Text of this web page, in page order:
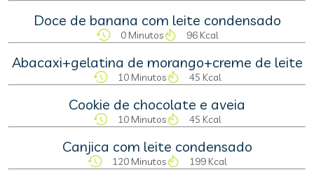
Doce de banana com leite condensado
0 Minutos 96 Kcal
Abacaxi+gelatina de morango+creme de leite
10 Minutos 45 Kcal
Cookie de chocolate e aveia
10 Minutos 45 Kcal
Canjica com leite condensado
120 Minutos 199 Kcal